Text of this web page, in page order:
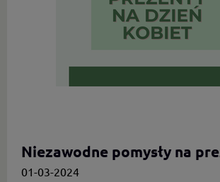
Niezawodne pomysły na
Dzień Kobiet.
01-03-2024